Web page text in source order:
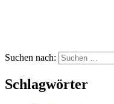
Suchen nach:
Schlagwörter